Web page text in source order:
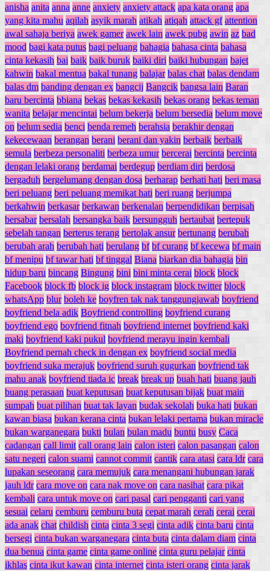
anisha anita anna anne anxiety anxiety attack apa kata orang apa
yang kita mahu aqilah asyik marah atikah atiqah attack gf attention
awal sahaja beriya awek gamer awek lain awek pubg awin az bad
mood bagi kata putus bagi peluang bahagia bahasa cinta bahasa
cinta kekasih bai baik baik buruk baiki diri baiki hubungan bajet
kahwin bakal mentua bakal tunang balajar balas chat balas dendam
balas dm banding dengan ex bangcij Bangcik bangsa lain Baran
baru bercinta bbiana bekas bekas kekasih bekas orang bekas teman
wanita belajar mencintai belum bekerja belum bersedia belum move
on belum sedia benci benda remeh berahsia berakhir dengan
kekecewaan berangan berani berani dan yakin berbaik berbaik
semula berbeza personaliti berbeza umur bercerai bercinta bercinta
dengan lelaki orang berdamai berdegup berdiam diri berdosa
bergaduh bergelumang dengan dosa berharap berhati hati beri masa
beri peluang beri peluang memikat hati beri ruang berjumpa
berkahwin berkasar berkawan berkenalan berpendidikan berpisah
bersabar bersalah bersangka baik bersungguh bertaubat bertepuk
sebelah tangan berterus terang bertolak ansur bertunang berubah
berubah arah berubah hati berulang bf bf curang bf kecewa bf main
bf menipu bf tawar hati bf tinggal Biana biarkan dia bahagia bin
hidup baru bincang Bingung bini bini minta cerai block block
Facebook block fb block ig block instagram block twitter block
whatsApp blur boleh ke boyfren tak nak tanggungjawab boyfriend
boyfriend bela adik Boyfriend controlling boyfriend curang
boyfriend ego boyfriend fitnah boyfriend internet boyfriend kaki
maki boyfriend kaki pukul boyfriend merayu ingin kembali
Boyfriend pernah check in dengan ex boyfriend social media
boyfriend suka merajuk boyfriend suruh gugurkan boyfriend tak
mahu anak boyfriend tiada ic break break up buah hati buang jauh
buang perasaan buat keputusan buat keputusan bijak buat main
sumpah buat pilihan buat tak layan budak sekolah buka hati bukan
kawan biasa bukan kerana cinta bukan lelaki pertama bukan miracle
bukan warganegara bukti bulan bulan madu buntu busy Caca
cadangan call limit call orang lain calon isteri calon pasangan calon
satu negeri calon suami cannot commit cantik cara atasi cara ldr cara
lupakan seseorang cara memujuk cara menangani hubungan jarak
jauh ldr cara move on cara nak move on cara nasihat cara pikat
kembali cara untuk move on cari pasal cari pengganti cari yang
sesuai celaru cemburu cemburu buta cepat marah cerah cerai cerai
ada anak chat childish cinta cinta 3 segi cinta adik cinta baru cinta
bersegi cinta bukan warganegara cinta buta cinta dalam diam cinta
dua benua cinta game cinta game online cinta guru pelajar cinta
ikhlas cinta ikut kawan cinta internet cinta isteri orang cinta jarak